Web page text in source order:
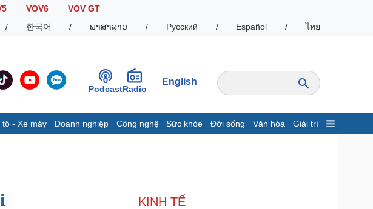
VOV6
VOV GT
/ 한국어 / ພາສາລາວ / Русский / Español / ไทย
PodcastRadio
English
tô - Xe máy Doanh nghiệp Công nghệ Sức khỏe Đời sống Văn hóa Giải trí
KINH TẾ